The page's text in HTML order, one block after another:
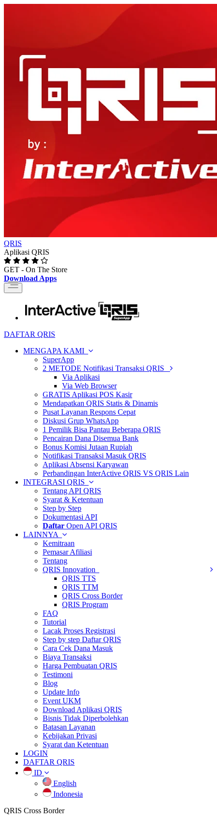
QRIS
Aplikasi QRIS
GET - On The Store
Download Apps
Toggle
navigation
DAFTAR QRIS
MENGAPA KAMI
SuperApp
2 METODE Notifikasi Transaksi QRIS
Via Aplikasi
Via Web Browser
GRATIS Aplikasi POS Kasir
Mendapatkan QRIS Statis & Dinamis
Pusat Layanan Respons Cepat
Diskusi Grup WhatsApp
1 Pemilik Bisa Pantau Beberapa QRIS
Pencairan Dana Disemua Bank
Bonus Komisi Jutaan Rupiah
Notifikasi Transaksi Masuk QRIS
Aplikasi Absensi Karyawan
Perbandingan InterActive QRIS VS QRIS Lain
INTEGRASI QRIS
Tentang API QRIS
Syarat & Ketentuan
Step by Step
Dokumentasi API
Daftar Open API QRIS
LAINNYA
Kemitraan
Pemasar Afiliasi
Tentang
QRIS Innovation
QRIS TTS
QRIS TTM
QRIS Cross Border
QRIS Program
FAQ
Tutorial
Lacak Proses Registrasi
Step by step Daftar QRIS
Cara Cek Dana Masuk
Biaya Transaksi
Harga Pembuatan QRIS
Testimoni
Blog
Update Info
Event UKM
Download Aplikasi QRIS
Bisnis Tidak Diperbolehkan
Batasan Layanan
Kebijakan Privasi
Syarat dan Ketentuan
LOGIN
DAFTAR QRIS
ID
English
Indonesia
QRIS Cross Border